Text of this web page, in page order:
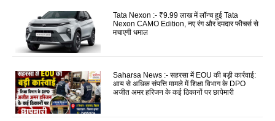
Tata Nexon :- ₹9.99 लाख में लॉन्च हुई Tata
Nexon CAMO Edition, नए रंग और दमदार फीचर्स से
मचाएगी धमाल
Saharsa News :- सहरसा में EOU की बड़ी कार्रवाई:
आय से अधिक संपत्ति मामले में शिक्षा विभाग के DPO
अजीत अमर हरिजन के कई ठिकानों पर छापेमारी